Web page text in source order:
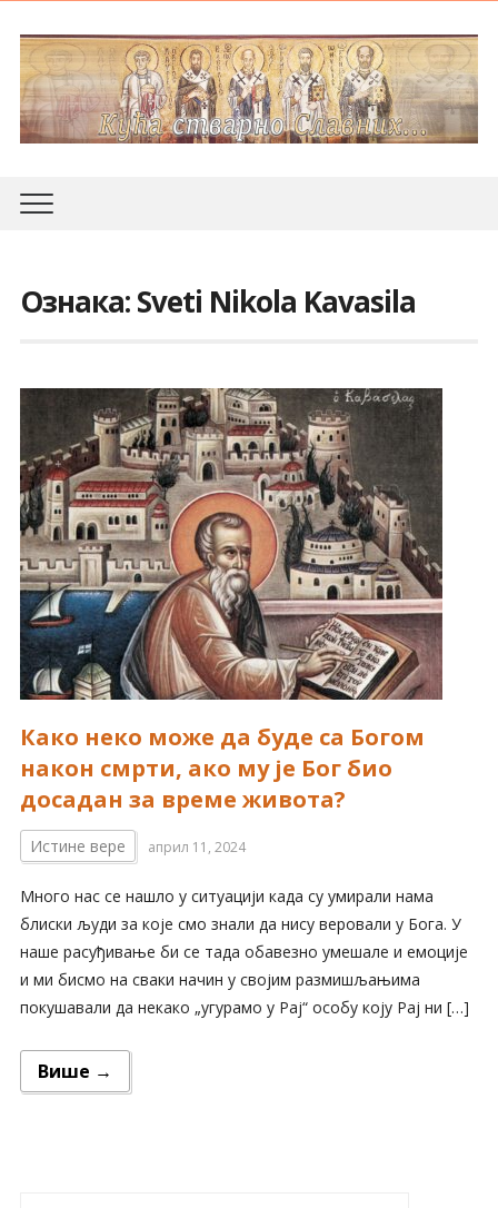
Ознака:Sveti Nikola Kavasila
Како неко може да буде са Богом
након смрти, ако му је Бог био
досадан за време живота?
Истине вере април 11, 2024
Много нас се нашло у ситуацији када су умирали нама
блиски људи за које смо знали да нису веровали у Бога. У
наше расуђивање би се тада обавезно умешале и емоције
и ми бисмо на сваки начин у својим размишљањима
покушавали да некако „угурамо у Рај“ особу коју Рај ни […]
Више →